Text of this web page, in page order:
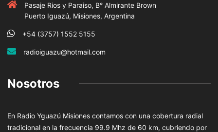
Pasaje Rios y Paraiso, B° Almirante Brown
Puerto Iguazú, Misiones, Argentina
+54 (3757) 1552 5155
radioiguazu@hotmail.com
Nosotros
En Radio Yguazú Misiones contamos con una cobertura radial
tradicional en la frecuencia 99.9 Mhz de 60 km, cubriendo por